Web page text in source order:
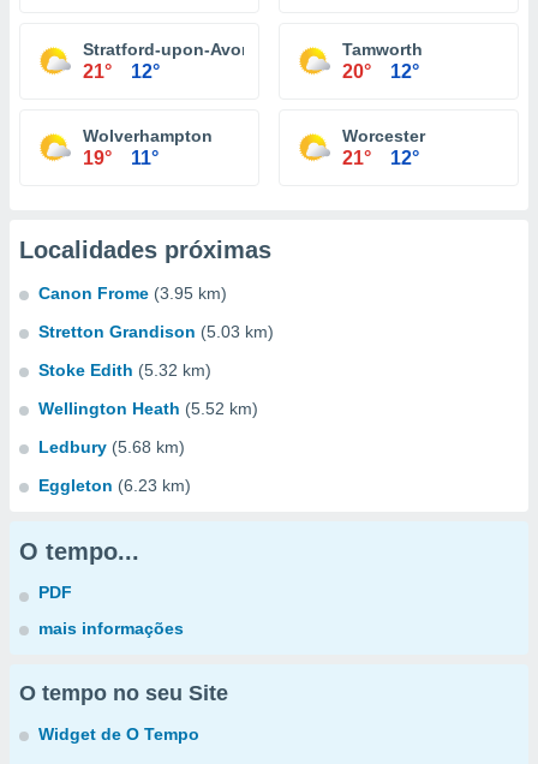
Stratford-upon-Avon
21° 12°
Tamworth
20° 12°
Wolverhampton
19° 11°
Worcester
21° 12°
Localidades próximas
Canon Frome (3.95 km)
Stretton Grandison (5.03 km)
Stoke Edith (5.32 km)
Wellington Heath (5.52 km)
Ledbury (5.68 km)
Eggleton (6.23 km)
O tempo...
PDF
mais informações
O tempo no seu Site
Widget de O Tempo